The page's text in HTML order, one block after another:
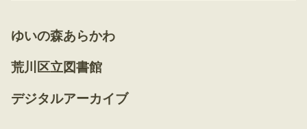
ゆいの森あらかわ
荒川区立図書館
デジタルアーカイブ